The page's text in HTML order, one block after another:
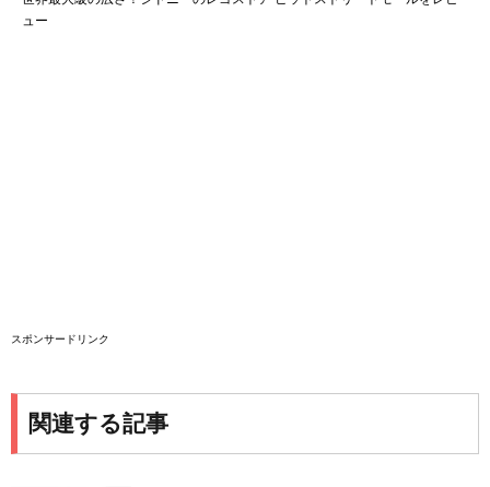
ュー
スポンサードリンク
関連する記事